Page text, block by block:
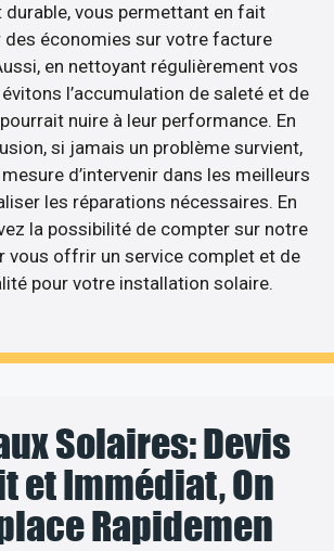
durable, vous permettant en fait
des économies sur votre facture
en nettoyant régulièrement vos
l’accumulation de saleté et de
nuire à leur performance. En
si jamais un problème survient,
d’intervenir dans les meilleurs
les réparations nécessaires. En
la possibilité de compter sur notre
vous offrir un service complet et de
pour votre installation solaire.
Solaires: Devis
et Immédiat, On
Rapidemen